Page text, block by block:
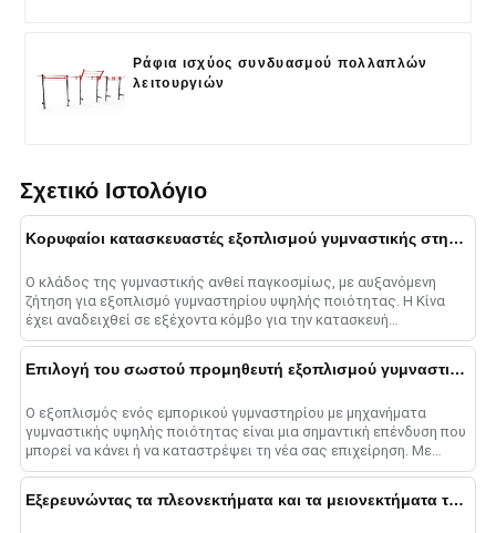
Ράφια ισχύος συνδυασμού πολλαπλών
λειτουργιών
Σχετικό Ιστολόγιο
Κορυφαίοι κατασκευαστές εξοπλισμού γυμναστικής στην Κίνα
Ο κλάδος της γυμναστικής ανθεί παγκοσμίως, με αυξανόμενη
ζήτηση για εξοπλισμό γυμναστηρίου υψηλής ποιότητας. Η Κίνα
έχει αναδειχθεί σε εξέχοντα κόμβο για την κατασκευή
εξοπλισμού γυμναστικής......
Επιλογή του σωστού προμηθευτή εξοπλισμού γυμναστικής χονδρικής για τις ανάγκες του εμπορικού γυμναστηρίου
Ο εξοπλισμός ενός εμπορικού γυμναστηρίου με μηχανήματα
γυμναστικής υψηλής ποιότητας είναι μια σημαντική επένδυση που
μπορεί να κάνει ή να καταστρέψει τη νέα σας επιχείρηση. Με
τόσες πολλές χονδρικές πωλήσεις εξοπλισμού s......
Εξερευνώντας τα πλεονεκτήματα και τα μειονεκτήματα της αγοράς από έναν προμηθευτή εξοπλισμού γυμναστικής έναντι του εργοστασίου εξοπλισμού γυμναστικής